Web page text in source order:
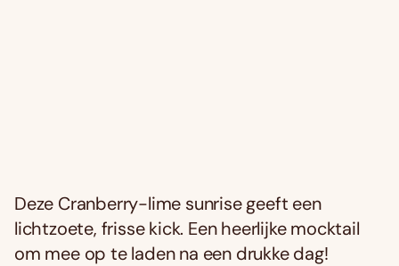
Deze Cranberry-lime sunrise geeft een
lichtzoete, frisse kick. Een heerlijke mocktail
om mee op te laden na een drukke dag!